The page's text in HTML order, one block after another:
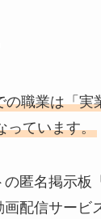
の職業は「実
っています。
の匿名掲示板
配信サービ